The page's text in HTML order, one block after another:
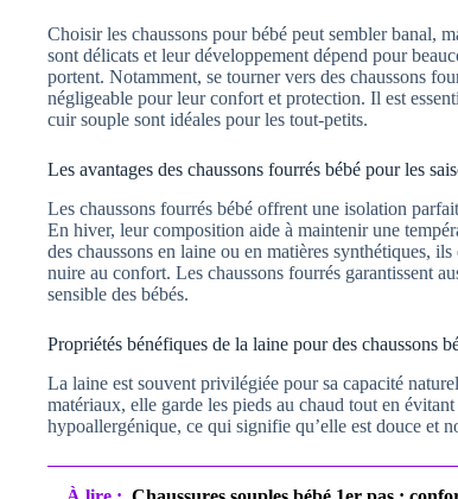
Choisir les chaussons pour bébé peut sembler banal,
sont délicats et leur développement dépend pour
portent. Notamment, se tourner vers des chaussons
négligeable pour leur confort et protection. Il est
cuir souple sont idéales pour les tout-petits.
Les avantages des chaussons fourrés bébé pour les
Les chaussons fourrés bébé offrent une isolation
En hiver, leur composition aide à maintenir une
des chaussons en laine ou en matières synthétiques,
nuire au confort. Les chaussons fourrés garantissent
sensible des bébés.
Propriétés bénéfiques de la laine pour des chaussons
La laine est souvent privilégiée pour sa capacité
matériaux, elle garde les pieds au chaud tout en
hypoallergénique, ce qui signifie qu’elle est douce et